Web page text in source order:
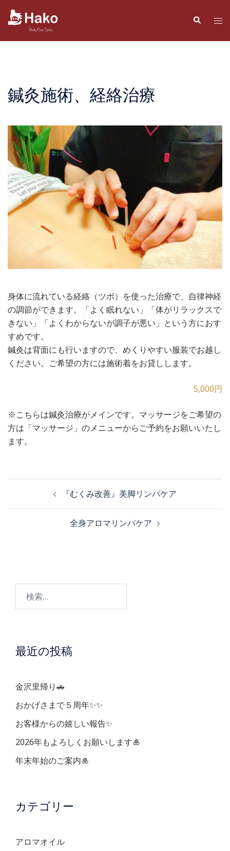
検
索
ト
鍼灸施術、経絡治療
身体に流れている経絡（ツボ）を使った治療で、自律神経
の調節ができます。「よく眠れない」「体がリラックスで
きない」「よくわからないが調子が悪い」という方におす
すめです。
鍼灸は背面にも行いますので、めくりやすい服装でお越し
ください。ご希望の方には施術着をお貸しします。
5,000円
※こちらは鍼灸治療がメインです。マッサージをご希望の
方は「マッサージ」のメニューからご予約をお願いいたし
ます。
ゲ
シ
ョ
ン
『むくみ改善』美脚リンパケア
全身アロマリンパケア
最近の投稿
金沢里帰り🚗
おかげさまで５周年✨✨
お客様からの嬉しい報告✨
2026年もよろしくお願いします🎍
年末年始のご案内🎍
カテゴリー
アロマオイル